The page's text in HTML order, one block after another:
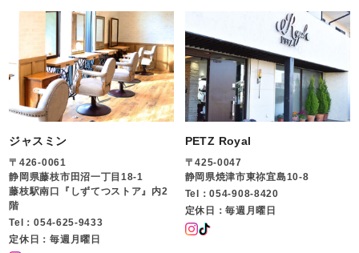
ジャスミン
〒426-0061
静岡県藤枝市田沼一丁目18-1
藤枝駅南口『しずてつストア』内2
階
Tel：054-625-9433
定休日：毎週月曜日
PETZ Royal
〒425-0047
静岡県焼津市東祢宜島10-8
Tel：054-908-8420
定休日：毎週月曜日